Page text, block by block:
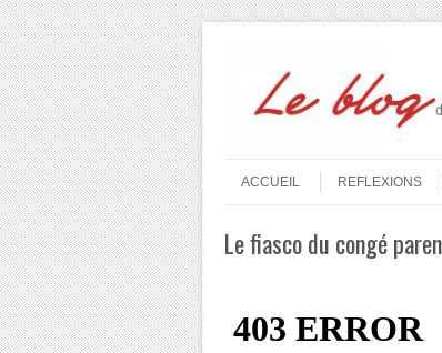
Menu
ACCUEIL
REFLEXIONS
Le fiasco du congé